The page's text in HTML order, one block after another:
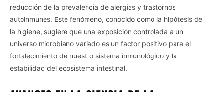
Do Not Process My Personal Information
reducción de la prevalencia de alergias y trastornos
autoinmunes. Este fenómeno, conocido como la hipótesis de
la higiene, sugiere que una exposición controlada a un
universo microbiano variado es un factor positivo para el
fortalecimiento de nuestro sistema inmunológico y la
estabilidad del ecosistema intestinal.